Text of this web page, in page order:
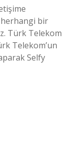
herhangi bir
Türk Telekom
Telekom’un
Selfy